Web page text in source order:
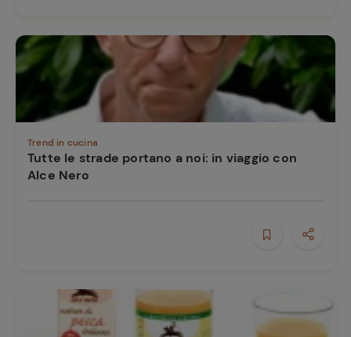
Trend in cucina
Tutte le strade portano a noi: in viaggio con
Alce Nero